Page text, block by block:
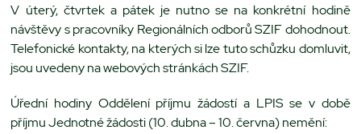
V úterý, čtvrtek a pátek je nutno se na konkrétní hodině
návštěvy s pracovníky Regionálních odborů SZIF dohodnout.
Telefonické kontakty, na kterých si lze tuto schůzku domluvit,
jsou uvedeny na webových stránkách SZIF.
Úřední hodiny Oddělení příjmu žádostí a LPIS se v době
příjmu Jednotné žádosti (10. dubna – 10. června) nemění: